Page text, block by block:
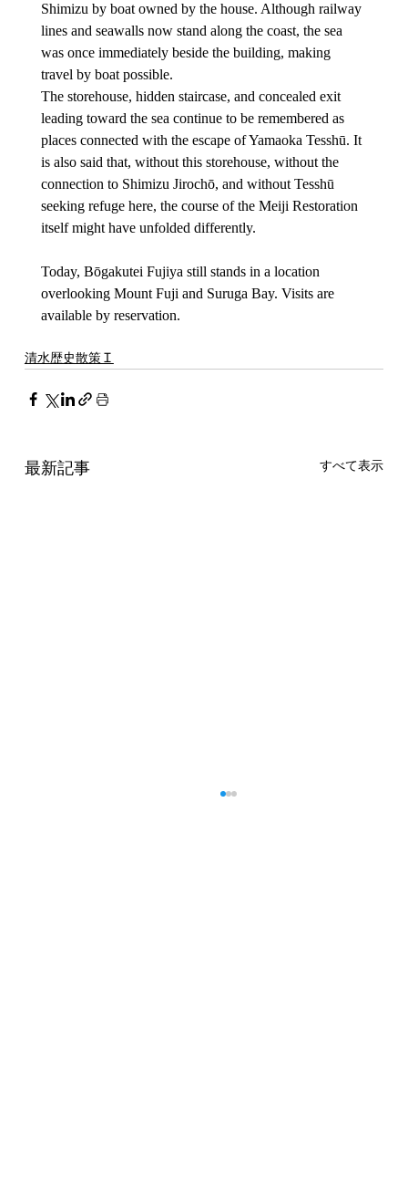
Shimizu by boat owned by the house. Although railway
lines and seawalls now stand along the coast, the sea
was once immediately beside the building, making
travel by boat possible.
The storehouse, hidden staircase, and concealed exit
leading toward the sea continue to be remembered as
places connected with the escape of Yamaoka Tesshū. It
is also said that, without this storehouse, without the
connection to Shimizu Jirochō, and without Tesshū
seeking refuge here, the course of the Meiji Restoration
itself might have unfolded differently.
Today, Bōgakutei Fujiya still stands in a location
overlooking Mount Fuji and Suruga Bay. Visits are
available by reservation.
清水歴史散策Ｉ
最新記事 すべて表示